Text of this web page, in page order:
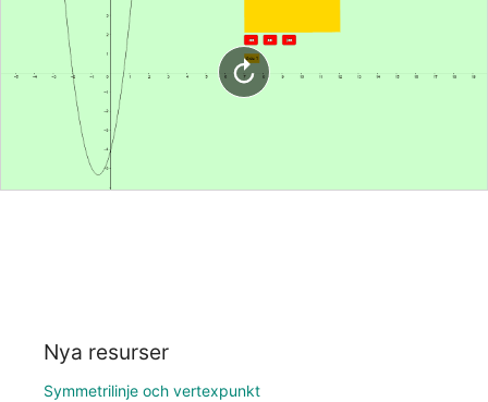
Nya resurser
Symmetrilinje och vertexpunkt